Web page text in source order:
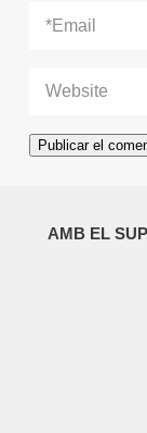
AMB EL